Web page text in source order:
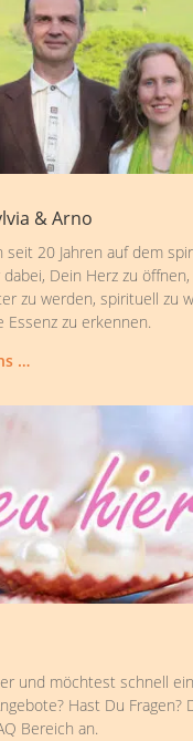
& Arno
seit 20 Jahren auf dem
Dein Herz zu öffnen,
zu werden, spirituell zu
Essenz zu erkennen.
…
und möchtest schnell
Hast Du Fragen?
Bereich an.